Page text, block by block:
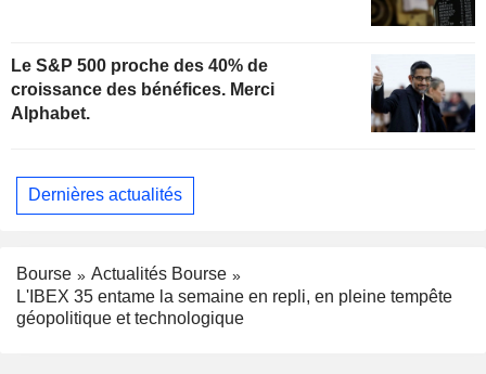
Le S&P 500 proche des 40% de
croissance des bénéfices. Merci
Alphabet.
Dernières actualités
Bourse
Actualités Bourse
L'IBEX 35 entame la semaine en repli, en pleine tempête
géopolitique et technologique